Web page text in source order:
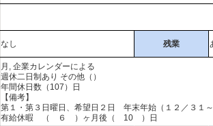
なし 残業
月, 企業カレンダーによる
週休二日制あり その他（）
年間休日数（107）日
【備考】
第１・第３日曜日、希望日２日 年末年始（１２／３１
有給休暇 （ ６ ）ヶ月後（ 10 ）日